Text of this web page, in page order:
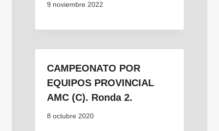
9 noviembre 2022
CAMPEONATO POR
EQUIPOS PROVINCIAL
AMC (C). Ronda 2.
8 octubre 2020